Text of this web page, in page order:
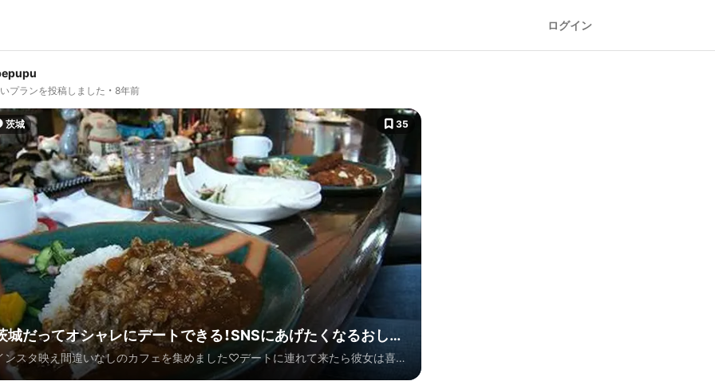
ログイン
プランを投稿しました 8年前
茨城 35
城だってオシャレにデートできる！SNSにあげたくなるおしゃ
カフェ24選
ンスタ映え間違いなしのカフェを集めました♡デートに連れて来たら彼女は喜ぶ
と間違いなしです！